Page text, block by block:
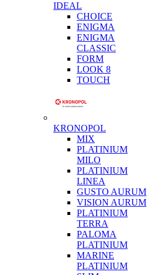
IDEAL
CHOICE
ENIGMA
ENIGMA
CLASSIC
FORM
LOOK 8
TOUCH
KRONOPOL
MIX
PLATINIUM
MILO
PLATINIUM
LINEA
GUSTO AURUM
VISION AURUM
PLATINIUM
TERRA
PALOMA
PLATINIUM
MARINE
PLATINIUM